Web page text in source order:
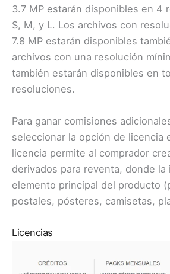
3.7 MP estarán disponibles en 4
S, M, y L. Los archivos con
7.8 MP estarán disponibles
archivos con una resolución
también estarán disponibles en
resoluciones.
Para ganar comisiones
seleccionar la opción de licencia
licencia permite al comprador
derivados para reventa, donde la
elemento principal del producto
postales, pósteres, camisetas,
Licencias